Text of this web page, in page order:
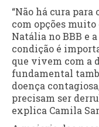
“Não há cura
com opções
Natália no BBB e
condição é
que vivem com a
fundamental
doença
precisam ser
explica Camila